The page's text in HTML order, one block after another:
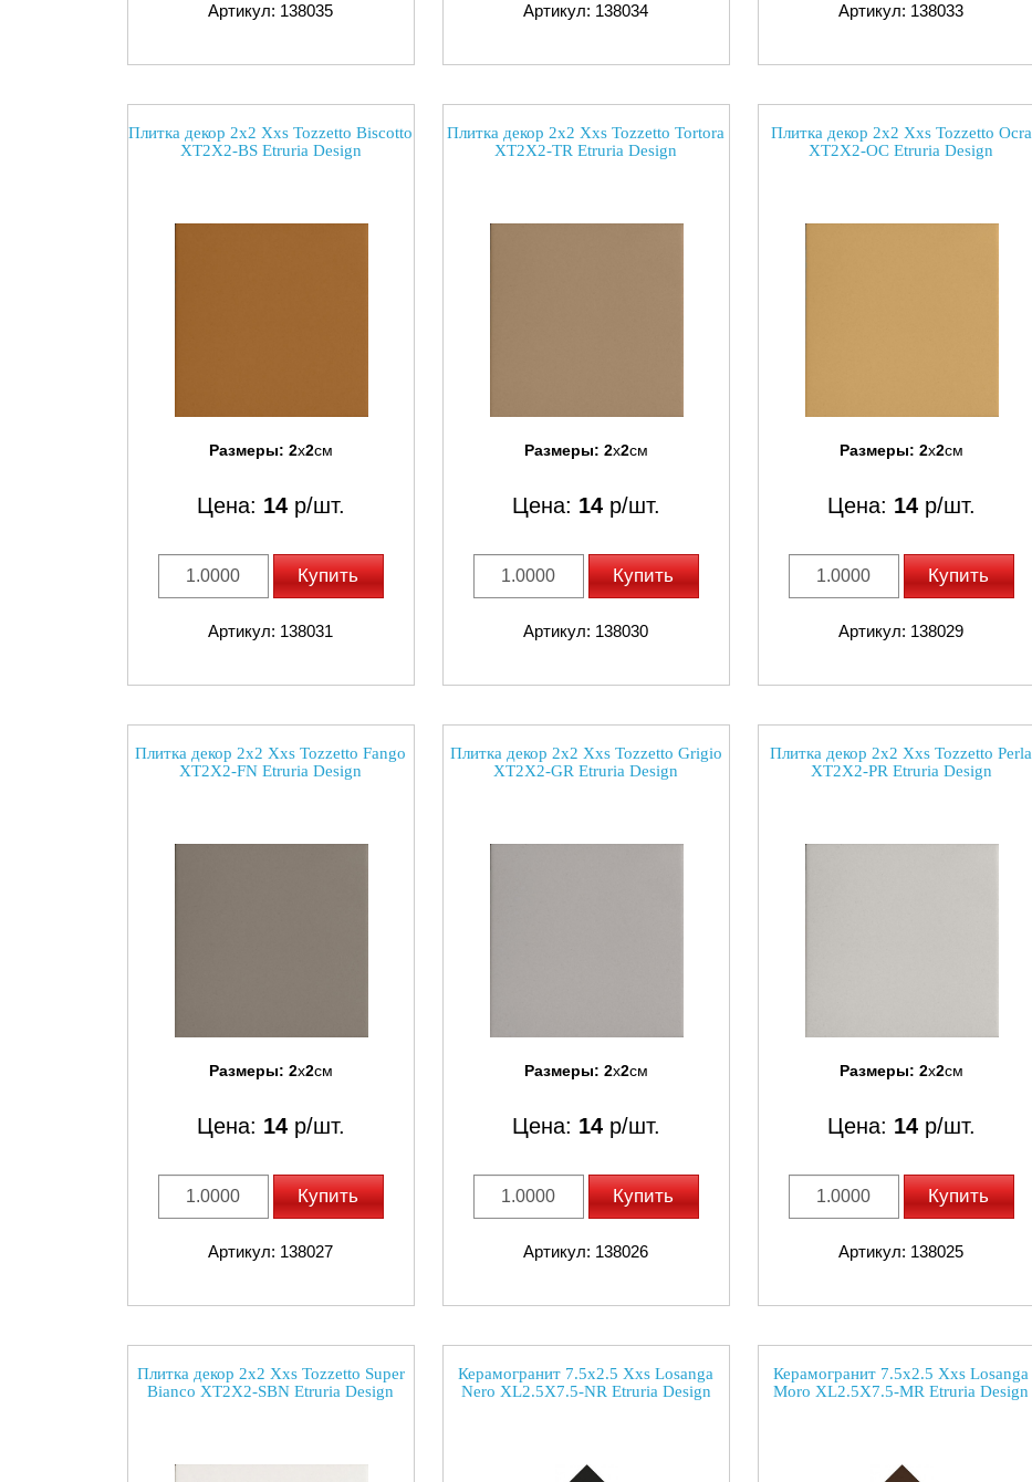
Артикул: 138035 Артикул: 138034 Артикул: 138033
Плитка декор 2x2 Xxs Tozzetto Biscotto
XT2X2-BS Etruria Design
Размеры: 2x2см
Цена: 14р/шт.
Купить
Артикул: 138031
Плитка декор 2x2 Xxs Tozzetto Tortora
XT2X2-TR Etruria Design
Размеры: 2x2см
Цена: 14р/шт.
Купить
Артикул: 138030
Плитка декор 2x2 Xxs Tozzetto Ocra
XT2X2-OC Etruria Design
Размеры: 2x2см
Цена: 14р/шт.
Купить
Артикул: 138029
Плитка декор 2x2 Xxs Tozzetto Fango
XT2X2-FN Etruria Design
Размеры: 2x2см
Цена: 14р/шт.
Купить
Артикул: 138027
Плитка декор 2x2 Xxs Tozzetto Grigio
XT2X2-GR Etruria Design
Размеры: 2x2см
Цена: 14р/шт.
Купить
Артикул: 138026
Плитка декор 2x2 Xxs Tozzetto Perla
XT2X2-PR Etruria Design
Размеры: 2x2см
Цена: 14р/шт.
Купить
Артикул: 138025
Плитка декор 2x2 Xxs Tozzetto Super
Bianco XT2X2-SBN Etruria Design
Керамогранит 7.5x2.5 Xxs Losanga
Nero XL2.5X7.5-NR Etruria Design
Керамогранит 7.5x2.5 Xxs Losanga
Moro XL2.5X7.5-MR Etruria Design